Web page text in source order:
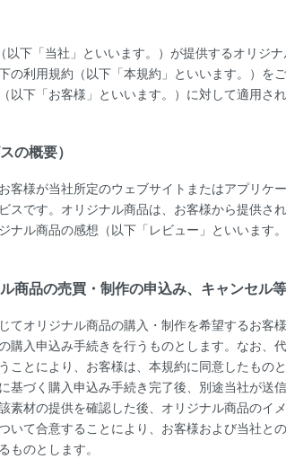
以下「当社」といいます。）が提供するオリジ
の利用規約（以下「本規約」といいます。）
以下「お客様」といいます。）に対して適用され
の概要）
客様が当社所定のウェブサイトまたはアプリ
スです。オリジナル商品は、お客様から提供さ
ナル商品の感想（以下「レビュー」といいます
商品の売買・制作の申込み、キャンセル等
てオリジナル商品の購入・制作を希望するお
購入申込み手続きを行うものとします。なお、
ことにより、お客様は、本規約に同意したもの
基づく購入申込み手続き完了後、別途当社が
素材の提供を確認した後、オリジナル商品のイ
いて合意することにより、お客様および当社
ものとします。